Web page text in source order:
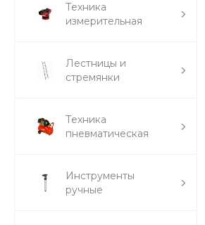
Техника
измерительная
Лестницы и
стремянки
Техника
пневматическая
Инструменты
ручные